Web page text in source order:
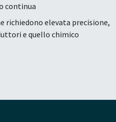
continua
elevata precisione,
e quello chimico